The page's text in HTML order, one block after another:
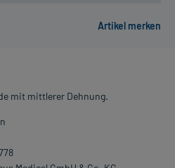
mit mittlerer Dehnung.